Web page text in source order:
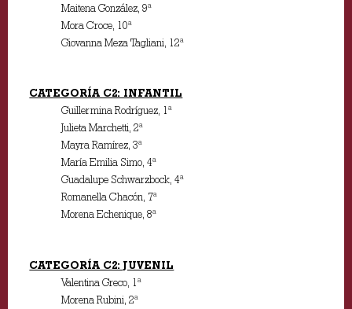
Maitena González, 9ª
Mora Croce, 10ª
Giovanna Meza Tagliani, 12ª
CATEGORÍA C2: INFANTIL
Guillermina Rodríguez, 1ª
Julieta Marchetti, 2ª
Mayra Ramírez, 3ª
María Emilia Simo, 4ª
Guadalupe Schwarzbock, 4ª
Romanella Chacón, 7ª
Morena Echenique, 8ª
CATEGORÍA C2: JUVENIL
Valentina Greco, 1ª
Morena Rubini, 2ª